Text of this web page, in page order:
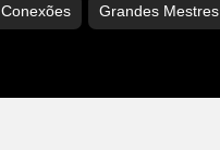
Conexões Grandes Mestres